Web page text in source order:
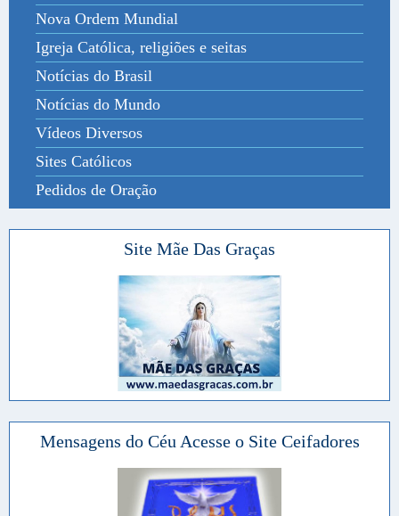
Nova Ordem Mundial
Igreja Católica, religiões e seitas
Notícias do Brasil
Notícias do Mundo
Vídeos Diversos
Sites Católicos
Pedidos de Oração
Site Mãe Das Graças
Mensagens do Céu Acesse o Site Ceifadores